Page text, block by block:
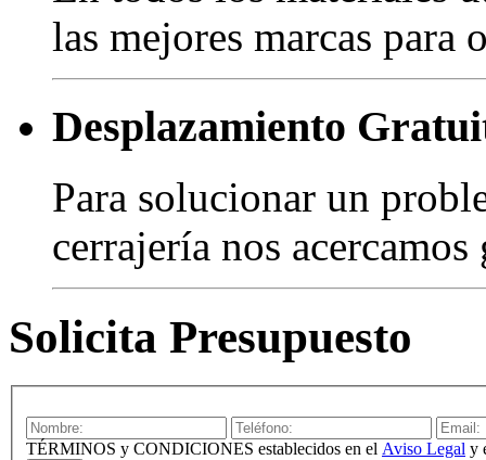
las mejores marcas para
Desplazamiento
Para solucionar un
cerrajería nos
Solicita Presupuesto
TÉRMINOS y CONDICIONES establecidos en el Aviso Legal y